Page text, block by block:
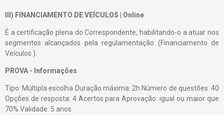
III) FINANCIAMENTO DE VEÍCULOS | Online
É a certificação plena do Correspondente, habilitando-o a atuar nos
segmentos alcançados pela regulamentação (Financiamento de
Veículos ).
PROVA - Informações
Tipo: Múltipla escolha Duração máxima: 2h Número de questões: 40
Opções de resposta: 4 Acertos para Aprovação: igual ou maior que
70% Validade: 5 anos